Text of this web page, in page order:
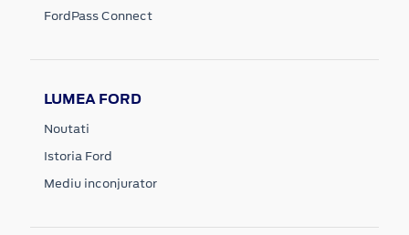
FordPass Connect
LUMEA FORD
Noutati
Istoria Ford
Mediu inconjurator